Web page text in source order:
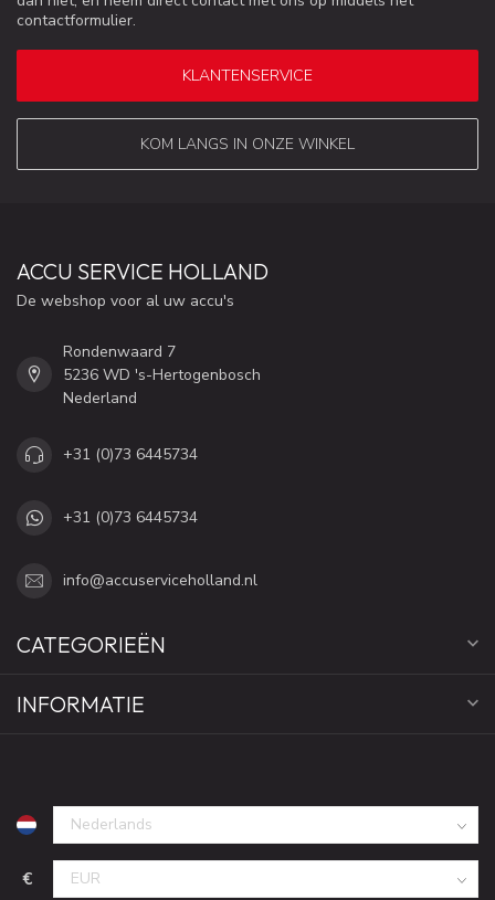
contactformulier.
KLANTENSERVICE
KOM LANGS IN ONZE WINKEL
ACCU SERVICE HOLLAND
De webshop voor al uw accu's
Rondenwaard 7
5236 WD 's-Hertogenbosch
Nederland
+31 (0)73 6445734
+31 (0)73 6445734
info@accuserviceholland.nl
CATEGORIEËN
INFORMATIE
€